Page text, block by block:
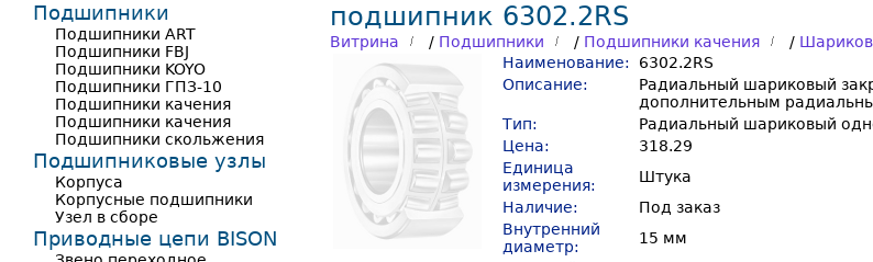
подшипник 6302.2RS
Витрина / Подшипники / Подшипники качения /
Наименование:
6302.2RS
Описание:
Радиальный шариковый
дополнительным
Тип:
Радиальный шариковый
Цена:
318.29
Единица
измерения:
Штука
Наличие:
Под заказ
Внутренний
диаметр:
15 мм
Подшипники
Подшипники ART
Подшипники FBJ
Подшипники KOYO
Подшипники ГПЗ-10
Подшипники качения
Подшипники качения
Подшипники скольжения
Подшипниковые узлы
Корпуса
Корпусные подшипники
Узел в сборе
Приводные цепи BISON